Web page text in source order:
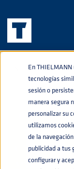
En
tecnologías
sesión o
manera segura
personalizar su
utilizamos
de la
publicidad a tus
configurar y
CONTENEDORES A